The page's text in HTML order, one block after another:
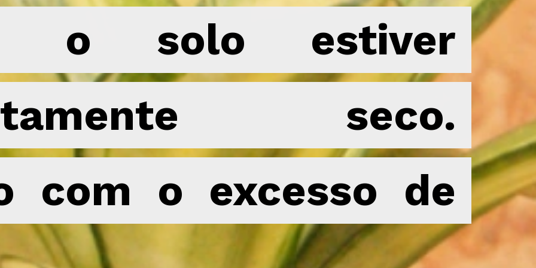
o solo estiver
seco.
com o excesso de
o solo estiver
seco.
com o excesso de